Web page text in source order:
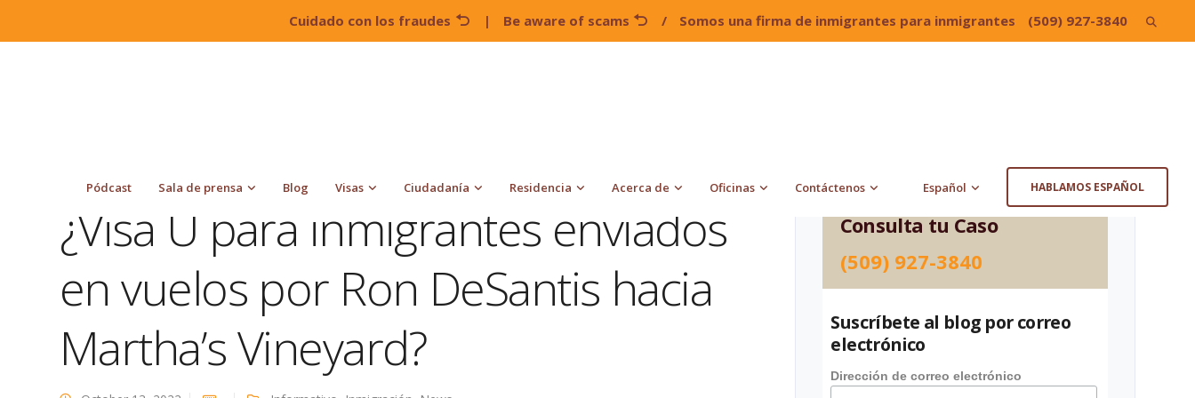
Cuidado con los fraudes | Be aware of scams / Somos una firma de inmigrantes para inmigrantes (509) 927-3840 Search
Pódcast Sala de prensa Blog Visas Ciudadanía Residencia Acerca de Oficinas Contáctenos Español HABLAMOS ESPAÑOL
hacia Martha’s Vineyard?
¿Visa U para inmigrantes enviados
en vuelos por Ron DeSantis hacia
Martha’s Vineyard?
Consulta tu Caso
(509) 927-3840
Suscríbete al blog por correo
electrónico
Dirección de correo electrónico